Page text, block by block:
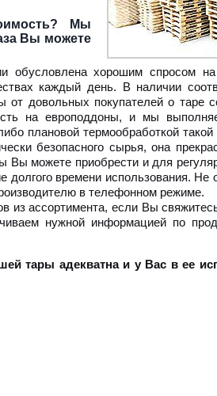
Мы
Вы можете
обусловлена хорошим спросом
каждый день. В наличии
довольных покупателей о таре
на европоддоны, и мы
плановой термообработкой
безопасного сырья, она
Вы можете приобрести и для
долгого времени использования.
в телефонном режиме.
ассортимента, если Вы
нужной информацией по
тары адекватна и у Вас в ее